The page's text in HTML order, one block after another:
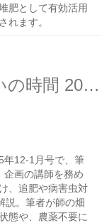
肥として有効活用
れます。
NHKテレビテキスト やさいの時間 2025年12-1月号の働く土づくりの企画で講師をしました
年12-1月号で、筆
企画の講師を務め
、追肥や病害虫対
説。筆者が師の畑
態や、農薬不要に